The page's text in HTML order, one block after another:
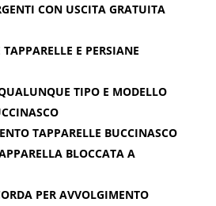
CON USCITA GRATUITA
E PERSIANE
TIPO E MODELLO
TAPPARELLE BUCCINASCO
BLOCCATA A
PER AVVOLGIMENTO